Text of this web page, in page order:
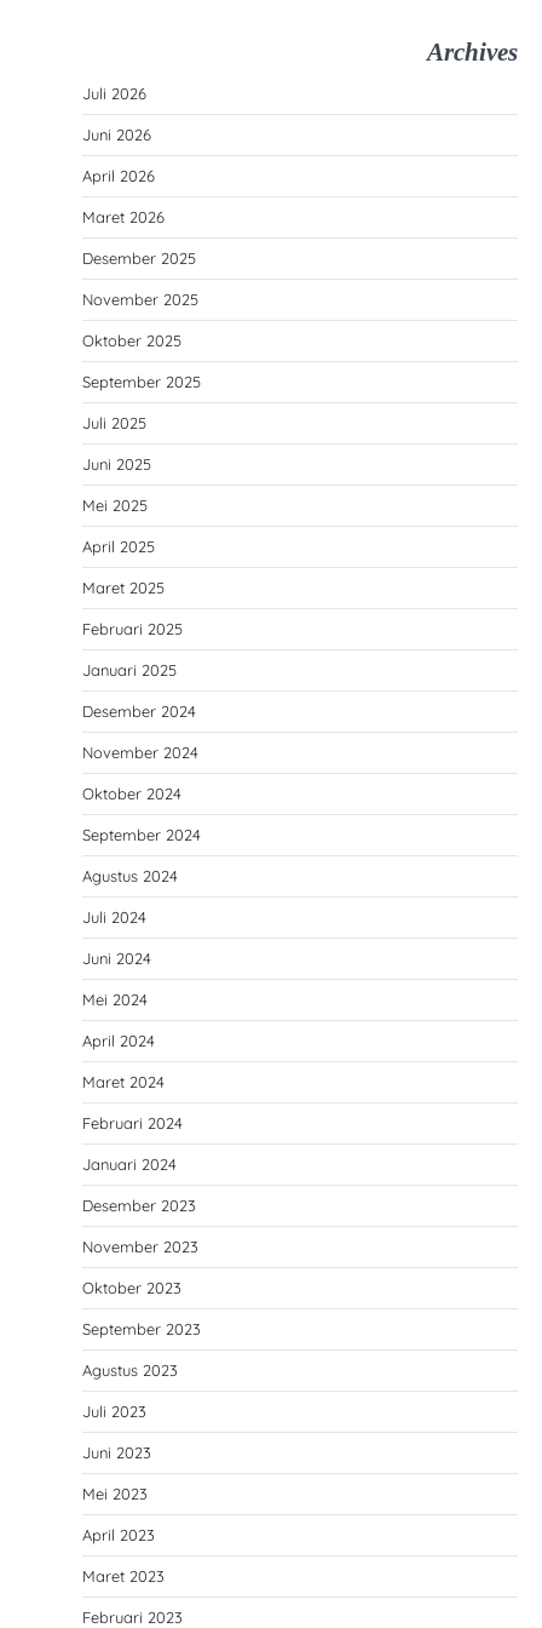
Archives
Juli 2026
Juni 2026
April 2026
Maret 2026
Desember 2025
November 2025
Oktober 2025
September 2025
Juli 2025
Juni 2025
Mei 2025
April 2025
Maret 2025
Februari 2025
Januari 2025
Desember 2024
November 2024
Oktober 2024
September 2024
Agustus 2024
Juli 2024
Juni 2024
Mei 2024
April 2024
Maret 2024
Februari 2024
Januari 2024
Desember 2023
November 2023
Oktober 2023
September 2023
Agustus 2023
Juli 2023
Juni 2023
Mei 2023
April 2023
Maret 2023
Februari 2023